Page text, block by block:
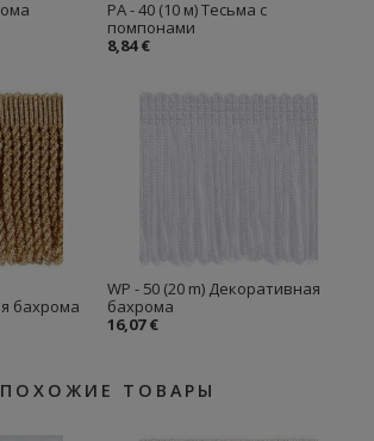
PA - 40 (10 м) Тесьма с
помпонами
8,84 €
бахрома
WP - 50 (20 m) Декоративная
бахрома
16,07 €
ПОХОЖИЕ ТОВАРЫ